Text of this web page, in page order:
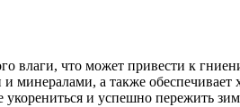
влаги, что может привести к
минералами, а также
и успешно пережить